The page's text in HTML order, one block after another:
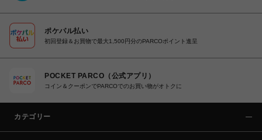
ポケパル払い
初回登録＆お買物で最大1,500円分のPARCOポイント進呈
POCKET PARCO（公式アプリ）
コイン＆クーポンでPARCOでのお買い物がオトクに
カテゴリー